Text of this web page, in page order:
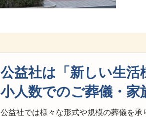
公益社は「新しい生活
小人数でのご葬儀・家
公益社では様々な形式や規模の葬儀を